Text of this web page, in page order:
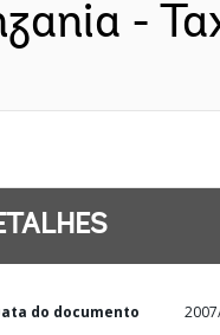
-
do documento